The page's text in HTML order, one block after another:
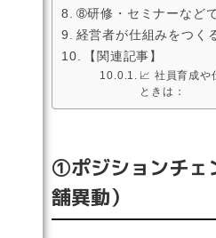
➇研修・セミナーなど
経営者が仕組みをつく
【関連記事】
📈 社員育成や
ときは：
①ポジションチェ
舗異動）